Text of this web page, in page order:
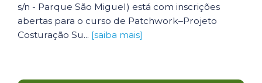
s/n - Parque São Miguel) está com inscrições
abertas para o curso de Patchwork–Projeto
Costuração Su... [saiba mais]